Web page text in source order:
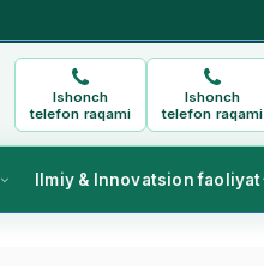
Ishonch
telefon raqami
Ishonch
telefon raqami
Ilmiy & Innovatsion faoliyat